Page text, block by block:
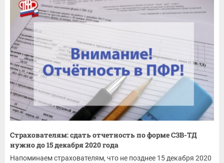
Страхователям: сдать отчетность по форме СЗВ-ТД
нужно до 15 декабря 2020 года
Напоминаем страхователям, что не позднее 15 декабря 2020